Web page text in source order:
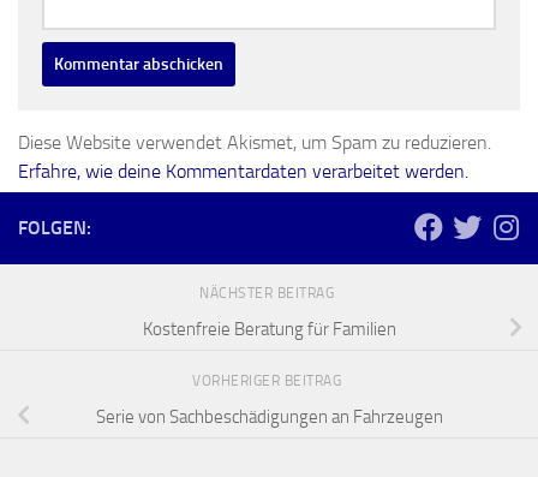
Diese Website verwendet Akismet, um Spam zu reduzieren.
Erfahre, wie deine Kommentardaten verarbeitet werden.
FOLGEN:
NÄCHSTER BEITRAG
Kostenfreie Beratung für Familien
VORHERIGER BEITRAG
Serie von Sachbeschädigungen an Fahrzeugen